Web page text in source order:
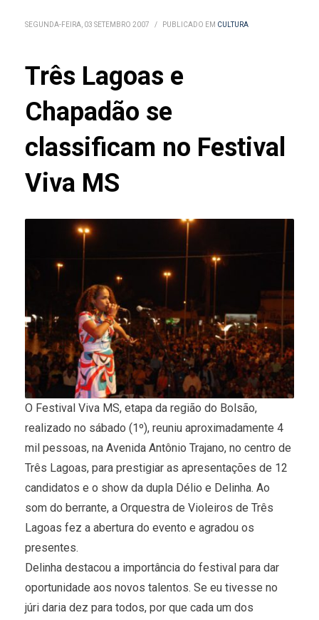
SEGUNDA-FEIRA, 03 SETEMBRO 2007 / PUBLICADO EM CULTURA
Três Lagoas e
Chapadão se
classificam no Festival
Viva MS
O Festival Viva MS, etapa da região do Bolsão,
realizado no sábado (1º), reuniu aproximadamente 4
mil pessoas, na Avenida Antônio Trajano, no centro de
Três Lagoas, para prestigiar as apresentações de 12
candidatos e o show da dupla Délio e Delinha. Ao
som do berrante, a Orquestra de Violeiros de Três
Lagoas fez a abertura do evento e agradou os
presentes.
Delinha destacou a importância do festival para dar
oportunidade aos novos talentos. Se eu tivesse no
júri daria dez para todos, por que cada um dos